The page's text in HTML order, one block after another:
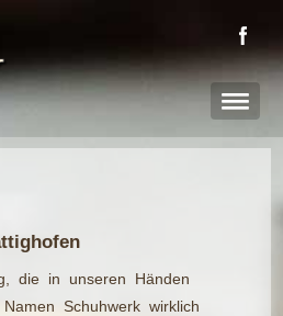
die in unseren Händen
Schuhwerk wirklich